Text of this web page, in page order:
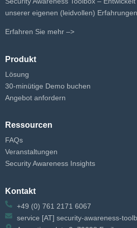
unserer eigenen (leidvollen) Erfahrungen.
Erfahren Sie mehr –>
Produkt
Lösung
30-minütige Demo buchen
Angebot anfordern
Ressourcen
FAQs
Veranstaltungen
Security Awareness Insights
Kontakt
+49 (0) 761 2171 6067
service [AT] security-awareness-